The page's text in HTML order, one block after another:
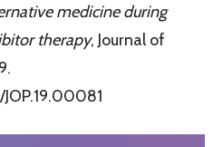
medicine during
therapy, Journal of